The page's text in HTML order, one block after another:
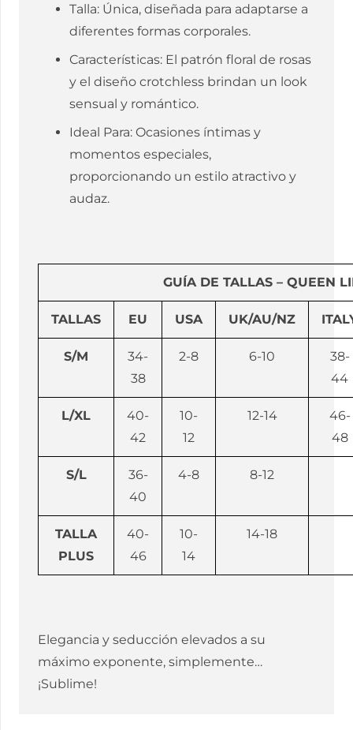
Talla: Única, diseñada para adaptarse a
diferentes formas corporales.
Características: El patrón floral de rosas
y el diseño crotchless brindan un look
sensual y romántico.
Ideal Para: Ocasiones íntimas y
momentos especiales,
proporcionando un estilo atractivo y
audaz.
GUÍA DE TALLAS – QUEEN
TALLAS EU USA UK/AU/NZ
S/M
34-
38
2-8 6-10
38-
44
L/XL
40-
42
10-
12
12-14
46-
48
S/L
36-
40
4-8 8-12
TALLA
PLUS
40-
46
10-
14
14-18
Elegancia y seducción elevados a su
máximo exponente, simplemente…
¡Sublime!